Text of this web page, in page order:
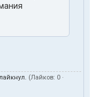
(Лайков: 0 ·